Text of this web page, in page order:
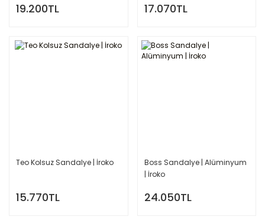
19.200TL 17.070TL
Teo Kolsuz Sandalye | İroko
15.770TL
Boss Sandalye | Alüminyum
| İroko
24.050TL